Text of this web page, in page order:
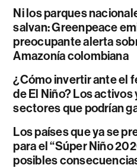
Ni los parques
salvan: Greenpeace
preocupante alerta
Amazonía colombiana
¿Cómo invertir ante el
de El Niño? Los activos
sectores que podrían
Los países que ya se
para el “Súper Niño
posibles